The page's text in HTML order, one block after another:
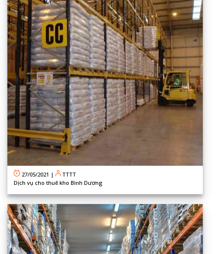
27/05/2021 |
TTTT
Dịch vụ cho thuê kho Bình Dương